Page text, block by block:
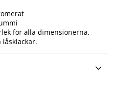
för alla dimensionerna.